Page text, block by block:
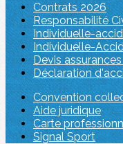
Contrats 2026
Responsabilité
Individuelle-
Individuelle-
Devis
Déclaration
Convention
Aide juridique
Carte
Signal Sport